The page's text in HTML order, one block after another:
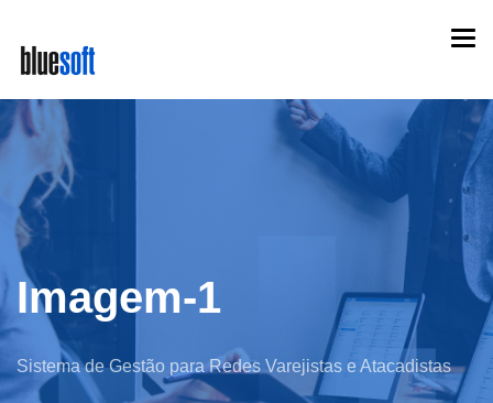
main
content
Imagem-1
Sistema de Gestão para Redes Varejistas e Atacadistas